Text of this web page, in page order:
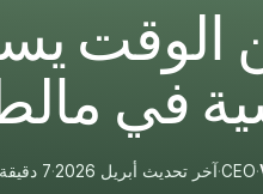
الوقت
في
·
CEO
·آخر تحديث أبريل 2026 ·7 دقيقة قراءة